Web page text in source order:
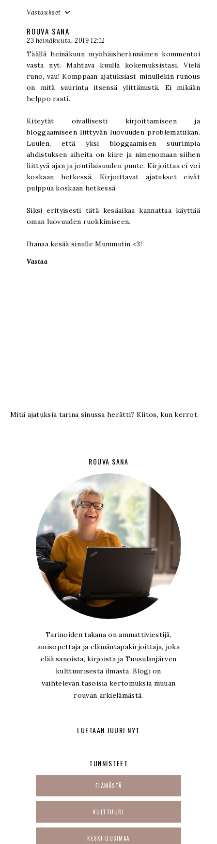
Vastaukset
ROUVA SANA
23 heinäkuuta, 2019 12:12
Täällä heinäkuun myöhäisherännäinen kommentoi
vasta nyt. Mahtava kuulla kokemuksistasi. Vielä
runo, vau! Komppaan ajatuksiasi: minullekin runous
on mitä suurinta itsensä ylittämistä. Ei mikään
helppo rasti.
Kiteytät oivallisesti kirjoittamiseen ja
bloggaamiseen liittyvän luovuuden problematiikan.
Luulen, että yksi bloggaamisen suurimpia
ahdistuksen aiheita on kiire ja nimenomaan siihen
liittyvä ajan ja joutilaisuuden puute. Kirjoittaa ei voi
koskaan hetkessä. Kirjoittavat ajatukset eivät
pulppua koskaan hetkessä.
Siksi erityisesti tätä kesäaikaa kannattaa käyttää
oman luovuuden ruokkimiseen.
Ihanaa kesää sinulle Mummutin <3!
Vastaa
Mitä ajatuksia tarina sinussa herätti? Kiitos, kun kerrot.
ROUVA SANA
Tarinoiden takana on ammattiviestijä,
amisopettaja ja elämäntapakirjoittaja, joka
elää sanoista, kirjoista ja Tuusulanjärven
kulttuurisesta ilmasta. Blogi on
vaihtelevan tasoisia kertomuksia muuan
rouvan arkielämästä.
LUETAAN JUURI NYT
TUNNISTEET
ELÄMÄSTÄ
KULTTUURI
KESKI-UUSIMAA